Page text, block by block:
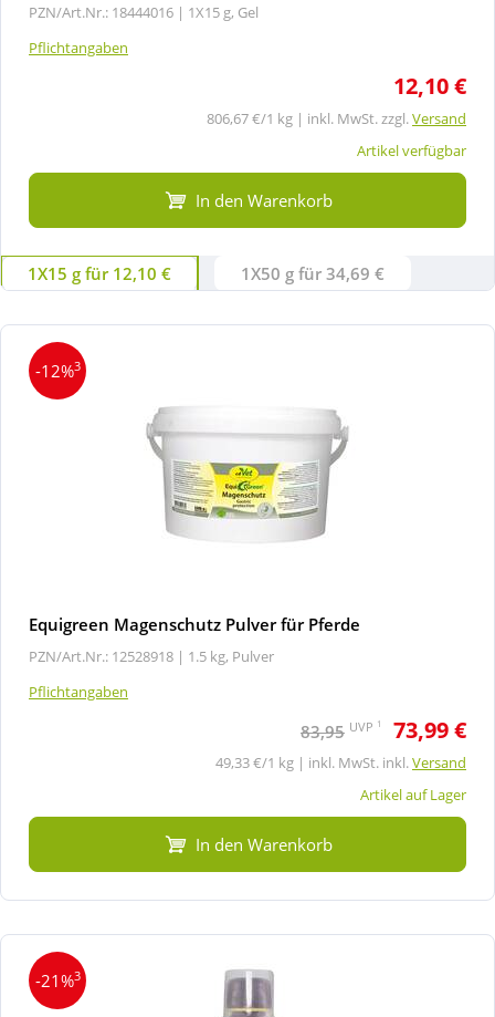
PZN/Art.Nr.: 18444016 | 1X15 g, Gel
Pflichtangaben
12,10 €
806,67 €/1 kg | inkl. MwSt. zzgl.Versand
Artikel verfügbar
In den Warenkorb
1X15 g für 12,10 € 1X50 g für 34,69 €
-12%3
Equigreen Magenschutz Pulver für Pferde
PZN/Art.Nr.: 12528918 | 1.5 kg, Pulver
Pflichtangaben
83,95 UVP 1 73,99 €
49,33 €/1 kg | inkl. MwSt. inkl.Versand
Artikel auf Lager
In den Warenkorb
-21%3